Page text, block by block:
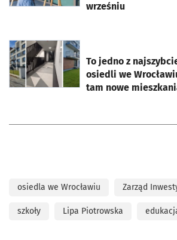
wrześniu
To jedno z
osiedli we
tam nowe
otworzy się w nowej karcie
osiedla we Wrocławiu Zarząd
szkoły Lipa Piotrowska